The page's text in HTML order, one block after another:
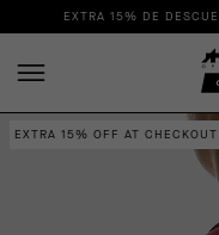
EXTRA 15% DE
EXTRA 15% OFF AT CHECKOUT